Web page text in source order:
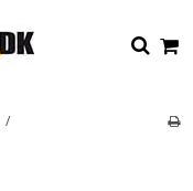
/